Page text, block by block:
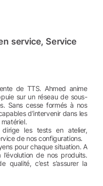
service, Service
de TTS. Ahmed anime
sur un réseau de sous-
Sans cesse formés à nos
d’intervenir dans les
dirige les tests en atelier,
de nos configurations.
pour chaque situation. A
de nos produits.
qualité, c’est s’assurer la